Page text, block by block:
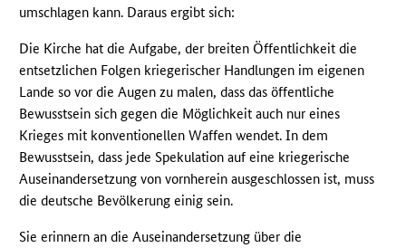
umschlagen kann. Daraus ergibt sich:
Die Kirche hat die Aufgabe, der breiten Öffentlichkeit die
entsetzlichen Folgen kriegerischer Handlungen im eigenen
Lande so vor die Augen zu malen, dass das öffentliche
Bewusstsein sich gegen die Möglichkeit auch nur eines
Krieges mit konventionellen Waffen wendet. In dem
Bewusstsein, dass jede Spekulation auf eine kriegerische
Auseinandersetzung von vornherein ausgeschlossen ist, muss
die deutsche Bevölkerung einig sein.
Sie erinnern an die Auseinandersetzung über die